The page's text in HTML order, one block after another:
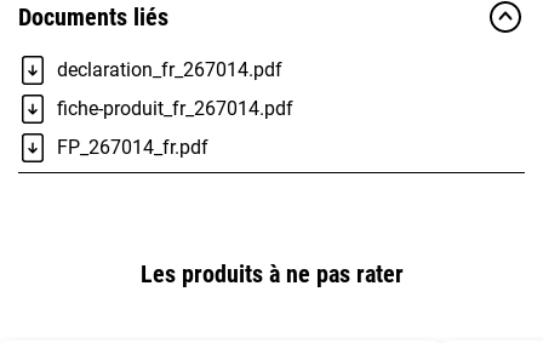
Documents liés
declaration_fr_267014.pdf
fiche-produit_fr_267014.pdf
FP_267014_fr.pdf
Les produits à ne pas rater